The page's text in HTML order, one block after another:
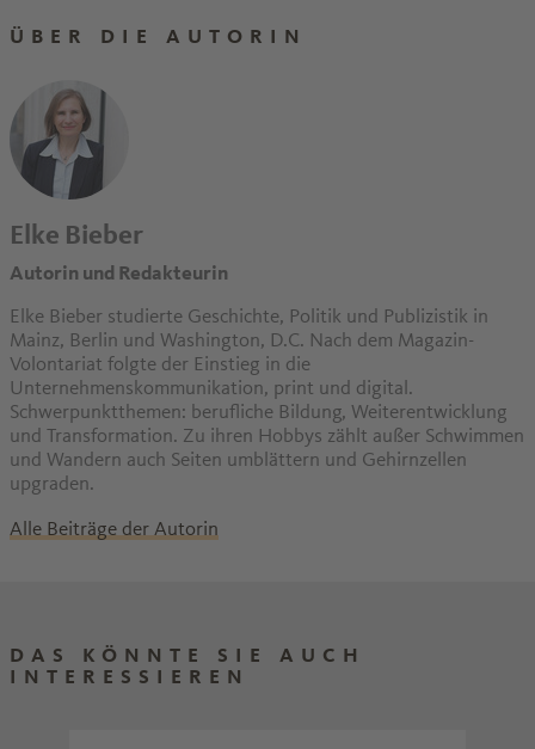
ÜBER DIE AUTORIN
Elke Bieber
Autorin und Redakteurin
Elke Bieber studierte Geschichte, Politik und Publizistik in
Mainz, Berlin und Washington, D.C. Nach dem Magazin-
Volontariat folgte der Einstieg in die
Unternehmenskommunikation, print und digital.
Schwerpunktthemen: berufliche Bildung, Weiterentwicklung
und Transformation. Zu ihren Hobbys zählt außer Schwimmen
und Wandern auch Seiten umblättern und Gehirnzellen
upgraden.
Alle Beiträge der Autorin
DAS KÖNNTE SIE AUCH
INTERESSIEREN